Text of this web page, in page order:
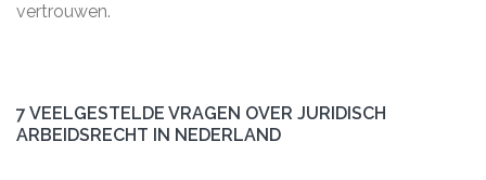
vertrouwen.
7 VEELGESTELDE VRAGEN OVER JURIDISCH
ARBEIDSRECHT IN NEDERLAND